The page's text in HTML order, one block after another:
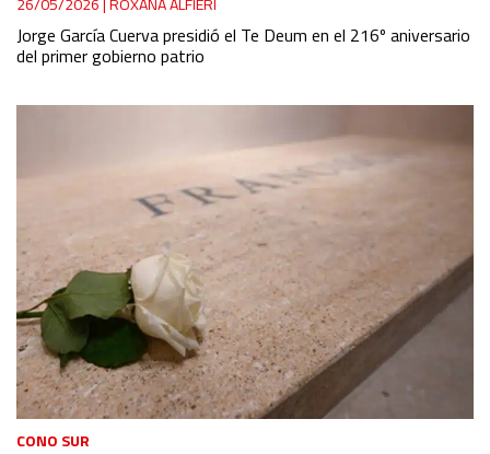
Jorge García Cuerva presidió el Te Deum en el 216º aniversario
del primer gobierno patrio
CONO SUR